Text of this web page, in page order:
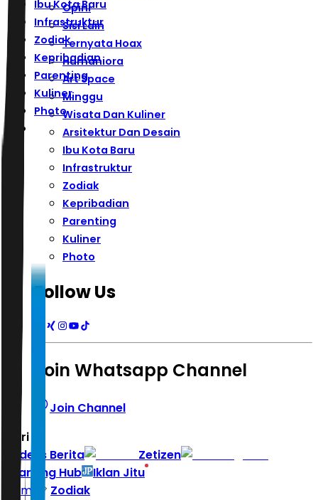
Ibu Kota Baru
Infrastruktur
Zodiak
Kepribadian
Parenting
Kuliner
Photo
Opini
Sisi Lain
Ternyata Hoax
Humaniora
Art Space
Minggu
Wisata Dan Kuliner
Arsitektur Dan Desain
Ibu Kota Baru
Infrastruktur
Zodiak
Kepribadian
Parenting
Kuliner
Photo
Follow Us
Join Whatsapp Channel
Join Channel
Hari ini
Indeks Berita
Zetizen
Learning Hub
Iklan Jitu
Home
Zodiak